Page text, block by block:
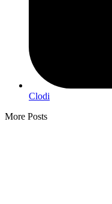
Clodi
More Posts